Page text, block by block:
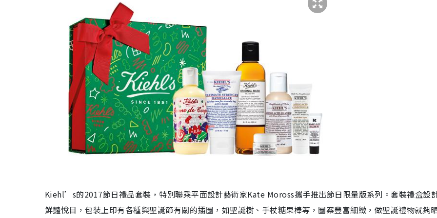
Kiehl’s的2017節日禮品套裝，特別聯乘平面設計藝術家Kate Moross攜手推出節日限量版系列。套裝禮盒設
鮮豔悅目，包裝上印有各種與聖誕節有關的插圖，如聖誕樹、手杖糖果棒等，圖案豐富細緻，做聖誕禮物就夠